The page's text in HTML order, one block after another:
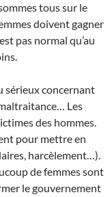
tous sur le
doivent gagner
pas normal qu’au
sérieux concernant
Les
des hommes.
pour mettre en
harcèlement…).
de femmes sont
le gouvernement